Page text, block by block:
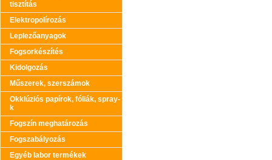
tisztítás
Elektropolírozás
Leplezőanyagok
Fogsorkészítés
Kidolgozás
Műszerek, szerszámok
Okklúziós papírok, fóliák, spray-
k
Fogszín meghatározás
Fogszabályozás
Egyéb labor termékek